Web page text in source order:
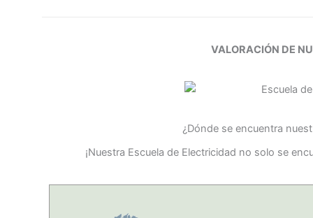
VALORACIÓN DE
¿Dónde se encuentra
¡Nuestra Escuela de Electricidad no solo se